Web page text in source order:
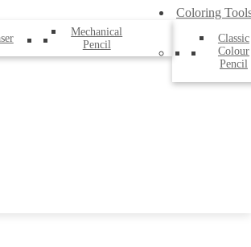
Mechanical
Pencil
Coloring
Classic
Colour
Pencil